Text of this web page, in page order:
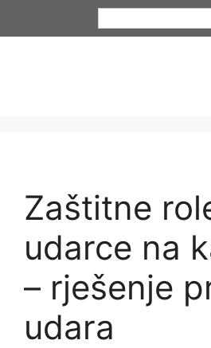
Zaštitne
udarce na
– rješenje
udara